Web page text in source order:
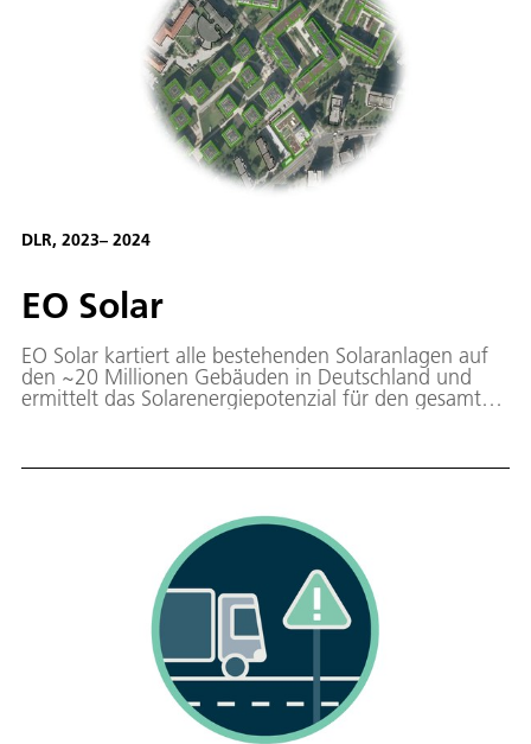
DLR, 2023– 2024
EO Solar
EO Solar kartiert alle bestehenden Solaranlagen auf
den ~20 Millionen Gebäuden in Deutschland und
ermittelt das Solarenergiepotenzial für den gesamten